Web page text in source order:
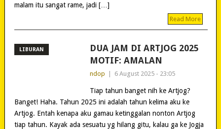
malam itu sangat rame, jadi […]
Read More
LIBURAN
DUA JAM DI ARTJOG 2025
MOTIF: AMALAN
ndop 6 August 2025 - 23:05
Tiap tahun banget nih ke Artjog?
Banget! Haha. Tahun 2025 ini adalah tahun kelima aku ke
Artjog. Entah kenapa aku gamau ketinggalan nonton Artjog
tiap tahun. Kayak ada sesuatu yg hilang gitu, kalau ga ke Jogja